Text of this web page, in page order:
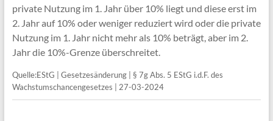
private Nutzung im 1. Jahr über 10% liegt und diese erst im
2. Jahr auf 10% oder weniger reduziert wird oder die private
Nutzung im 1. Jahr nicht mehr als 10% beträgt, aber im 2.
Jahr die 10%-Grenze überschreitet.
Quelle:EStG | Gesetzesänderung | § 7g Abs. 5 EStG i.d.F. des
Wachstumschancengesetzes | 27-03-2024